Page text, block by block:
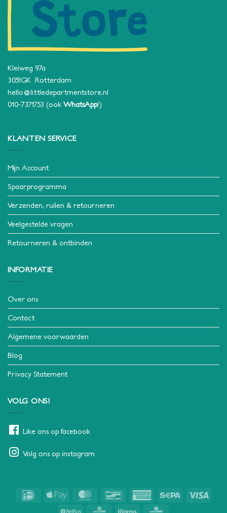
Kleiweg 97a
3051GK Rotterdam
hello@littledepartmentstore.nl
010-7371753 (ook WhatsApp!)
KLANTEN SERVICE
Mijn Account
Spaarprogramma
Verzenden, ruilen & retourneren
Veelgestelde vragen
Retourneren & ontbinden
INFORMATIE
Over ons
Contact
Algemene voorwaarden
Blog
Privacy Statement
VOLG ONS!
Like ons op facebook
Volg ons op instagram
IDeal
Apple
MasterCardBancontact American
Express
Sepa
Belfius KBC Klarna